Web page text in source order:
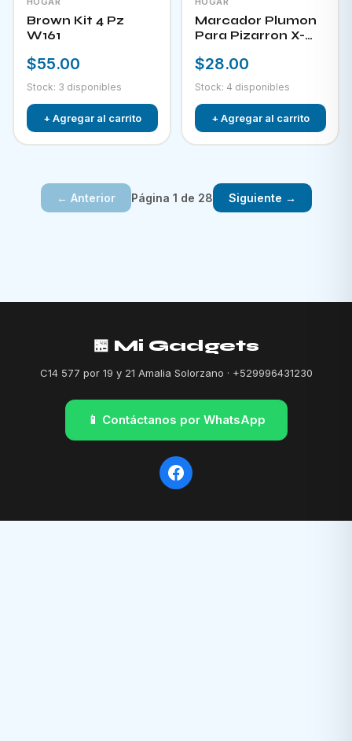
Brown Kit 4 Pz
W161
$55.00
Stock: 3 disponibles
+ Agregar al carrito
Marcador Plumon
Para Pizarron X-
$28.00
Stock: 4 disponibles
+ Agregar al carrito
← Anterior Página 1 de 28 Siguiente →
🏪 Mi Gadgets
C14 577 por 19 y 21 Amalia Solorzano · +529996431230
📱 Contáctanos por WhatsApp